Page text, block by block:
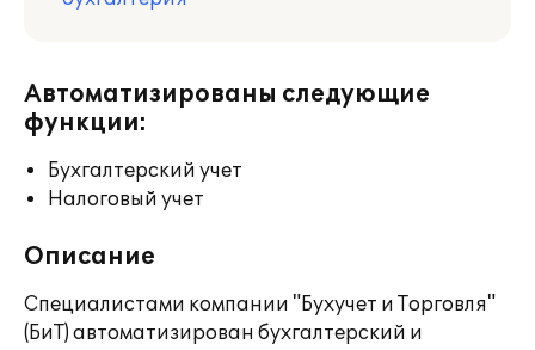
Автоматизированы следующие
функции:
Бухгалтерский учет
Налоговый учет
Описание
Специалистами компании "Бухучет и Торговля"
(БиТ) автоматизирован бухгалтерский и